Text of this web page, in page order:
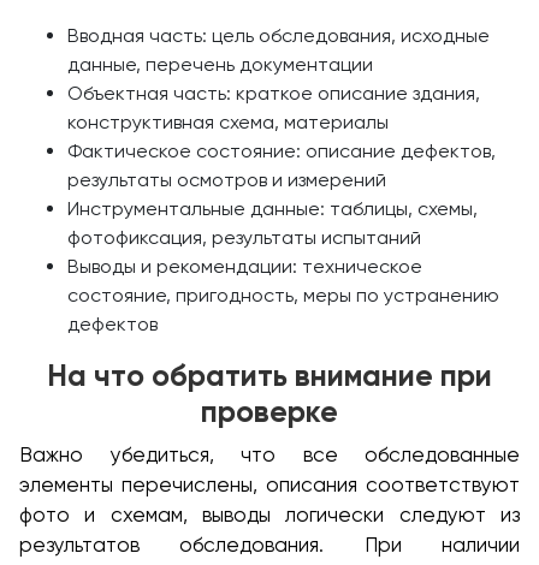
Вводная часть: цель обследования, исходные
данные, перечень документации
Объектная часть: краткое описание здания,
конструктивная схема, материалы
Фактическое состояние: описание дефектов,
результаты осмотров и измерений
Инструментальные данные: таблицы, схемы,
фотофиксация, результаты испытаний
Выводы и рекомендации: техническое
состояние, пригодность, меры по устранению
дефектов
На что обратить внимание при
проверке
Важно убедиться, что все обследованные
элементы перечислены, описания соответствуют
фото и схемам, выводы логически следуют из
результатов обследования. При наличии